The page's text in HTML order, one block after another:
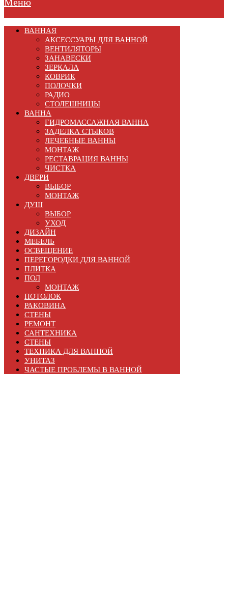
ВАННАЯ
АКСЕССУАРЫ ДЛЯ ВАННОЙ
ВЕНТИЛЯТОРЫ
ЗАНАВЕСКИ
ЗЕРКАЛА
КОВРИК
ПОЛОЧКИ
РАДИО
СТОЛЕШНИЦЫ
ВАННА
ГИДРОМАССАЖНАЯ ВАННА
ЗАДЕЛКА СТЫКОВ
ЛЕЧЕБНЫЕ ВАННЫ
МОНТАЖ
РЕСТАВРАЦИЯ ВАННЫ
ЧИСТКА
ДВЕРИ
ВЫБОР
МОНТАЖ
ДУШ
ВЫБОР
УХОД
ДИЗАЙН
МЕБЕЛЬ
ОСВЕЩЕНИЕ
ПЕРЕГОРОДКИ ДЛЯ ВАННОЙ
ПЛИТКА
ПОЛ
МОНТАЖ
ПОТОЛОК
РАКОВИНА
СТЕНЫ
РЕМОНТ
САНТЕХНИКА
СТЕНЫ
ТЕХНИКА ДЛЯ ВАННОЙ
УНИТАЗ
ЧАСТЫЕ ПРОБЛЕМЫ В ВАННОЙ